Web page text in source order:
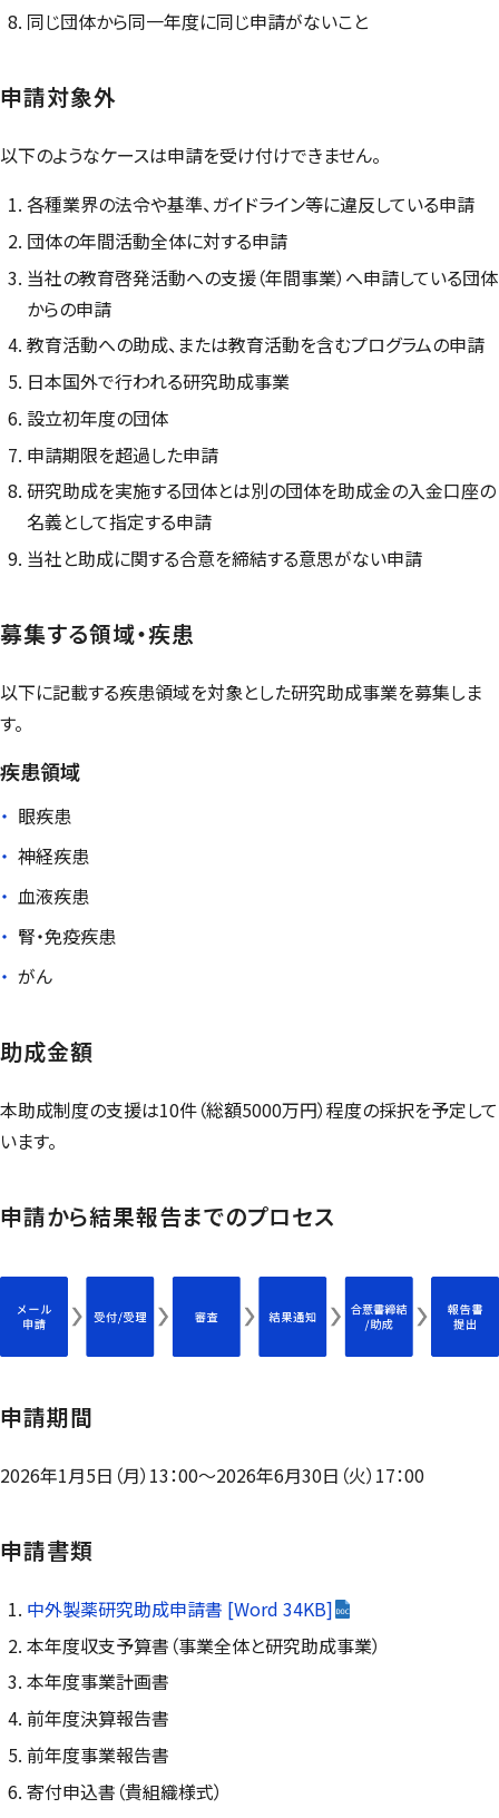
同じ団体から同一年度に同じ申請がないこと
申請対象外
以下のようなケースは申請を受け付けできません。
各種業界の法令や基準、ガイドライン等に違反している申請
団体の年間活動全体に対する申請
当社の教育啓発活動への支援（年間事業）へ申請している団体
からの申請
教育活動への助成、または教育活動を含むプログラムの申請
日本国外で行われる研究助成事業
設立初年度の団体
申請期限を超過した申請
研究助成を実施する団体とは別の団体を助成金の入金口座の
名義として指定する申請
当社と助成に関する合意を締結する意思がない申請
募集する領域・疾患
以下に記載する疾患領域を対象とした研究助成事業を募集しま
す。
疾患領域
眼疾患
神経疾患
血液疾患
腎・免疫疾患
がん
助成金額
本助成制度の支援は10件（総額5000万円）程度の採択を予定して
います。
申請から結果報告までのプロセス
申請期間
2026年1月5日（月）13：00～2026年6月30日（火）17：00
申請書類
中外製薬研究助成申請書 [Word 34KB]
本年度収支予算書（事業全体と研究助成事業）
本年度事業計画書
前年度決算報告書
前年度事業報告書
寄付申込書（貴組織様式）